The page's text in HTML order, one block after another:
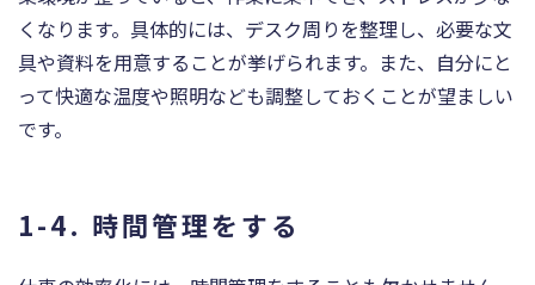
くなります。具体的には、デスク周りを整理し、必要な文
具や資料を用意することが挙げられます。また、自分にと
って快適な温度や照明なども調整しておくことが望ましい
です。
1-4. 時間管理をする